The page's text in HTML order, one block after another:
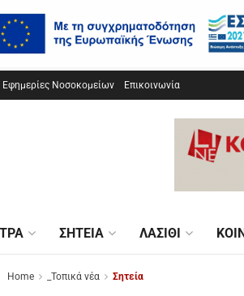
Εφημερίες Νοσοκομείων Επικοινωνία
ΣΗΤΕΊΑ ΛΑΣΊΘΙ
Home _Τοπικά νέα Σητεία